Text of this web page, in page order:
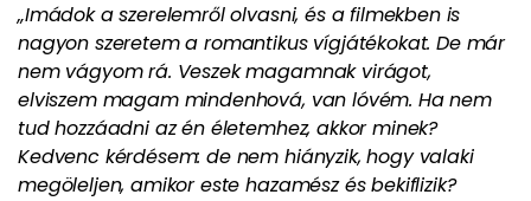
„Imádok a szerelemről olvasni, és a filmekben is
nagyon szeretem a romantikus vígjátékokat. De már
nem vágyom rá. Veszek magamnak virágot,
elviszem magam mindenhová, van lóvém. Ha nem
tud hozzáadni az én életemhez, akkor minek?
Kedvenc kérdésem: de nem hiányzik, hogy valaki
megöleljen, amikor este hazamész és bekiflizik?